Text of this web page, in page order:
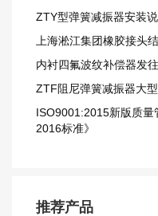
ZTY型弹簧减振器安装
上海淞江集团橡胶接头
内衬四氟波纹补偿器发
ZTF阻尼弹簧减振器大
ISO9001:2015新版质
2016标准》
推荐产品